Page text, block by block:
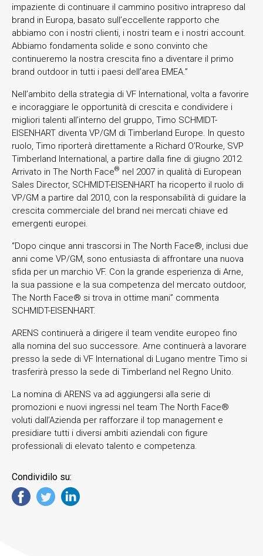
impaziente di continuare il cammino positivo intrapreso dal
brand in Europa, basato sull’eccellente rapporto che
abbiamo con i nostri clienti, i nostri team e i nostri account.
Abbiamo fondamenta solide e sono convinto che
continueremo la nostra crescita fino a diventare il primo
brand outdoor in tutti i paesi dell’area EMEA.”
Nell’ambito della strategia di VF International, volta a favorire
e incoraggiare le opportunità di crescita e condividere i
migliori talenti all’interno del gruppo, Timo SCHMIDT-
EISENHART diventa VP/GM di Timberland Europe. In questo
ruolo, Timo riporterà direttamente a Richard O’Rourke, SVP
Timberland International, a partire dalla fine di giugno 2012.
Arrivato in The North Face® nel 2007 in qualità di European
Sales Director, SCHMIDT-EISENHART ha ricoperto il ruolo di
VP/GM a partire dal 2010, con la responsabilità di guidare la
crescita commerciale del brand nei mercati chiave ed
emergenti europei.
“Dopo cinque anni trascorsi in The North Face®, inclusi due
anni come VP/GM, sono entusiasta di affrontare una nuova
sfida per un marchio VF. Con la grande esperienza di Arne,
la sua passione e la sua competenza del mercato outdoor,
The North Face® si trova in ottime mani” commenta
SCHMIDT-EISENHART.
ARENS continuerà a dirigere il team vendite europeo fino
alla nomina del suo successore. Arne continuerà a lavorare
presso la sede di VF International di Lugano mentre Timo si
trasferirà presso la sede di Timberland nel Regno Unito.
La nomina di ARENS va ad aggiungersi alla serie di
promozioni e nuovi ingressi nel team The North Face®
voluti dall’Azienda per rafforzare il top management e
presidiare tutti i diversi ambiti aziendali con figure
professionali di elevato talento e competenza.
Condividilo su: